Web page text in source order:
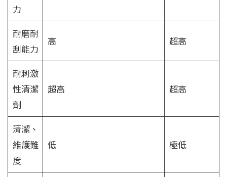
力
耐磨耐
刮能力
高 超高
耐刺激
性清潔
劑
超高 超高
清潔、
維護難
度
低 極低